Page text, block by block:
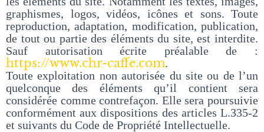
graphismes, logos, vidéos, icônes et sons. Toute
reproduction, adaptation, modification, publication,
de tout ou partie des éléments du site, est interdite.
Sauf autorisation écrite préalable de :
https://www.chr-caffe.com.
Toute exploitation non autorisée du site ou de l’un
quelconque des éléments qu’il contient sera
considérée comme contrefaçon. Elle sera poursuivie
conformément aux dispositions des articles L.335-2
et suivants du Code de Propriété Intellectuelle.